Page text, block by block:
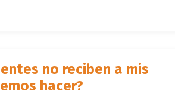
no reciben a mis
hacer?